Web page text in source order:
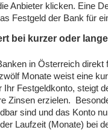
Anbieter klicken. Eine
Festgeld der Bank für
bei kurzer oder
in Österreich
Monate weist eine
Ihr Festgeldkonto, steigt
Zinsen erzielen.
sind und das Konto
Laufzeit (Monate) bei